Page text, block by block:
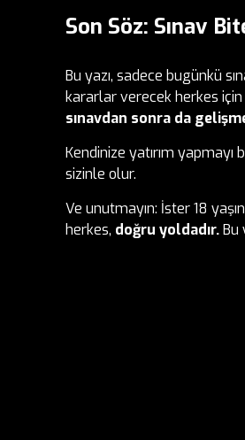
Son Söz: Sınav
Bu yazı, sadece bugünkü
kararlar verecek herkes
sınavdan sonra da
Kendinize yatırım yapmayı
sizinle olur.
Ve unutmayın: İster 18
herkes, doğru yoldadır.Bu